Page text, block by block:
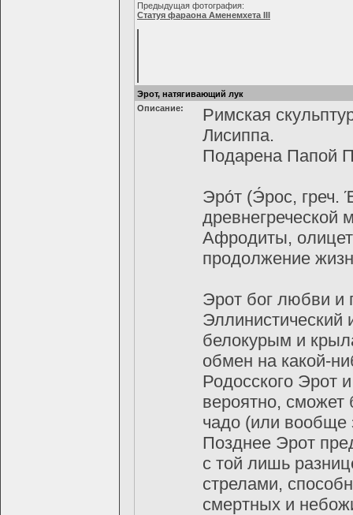
Предыдущая фотография:
Статуя фараона Аменемхета III
Эрот, натягивающий лук
Описание:
Римская
Лисиппа.
Подарена Папой
Эро́т (Э́рос,
Афродиты,
продолжение
Эрот бог любви и
белокурым и
обмен на какой-
Родосского Эрот
вероятно, сможет
чадо (или вообще
Позднее Эрот
с той лишь
стрелами,
смертных и